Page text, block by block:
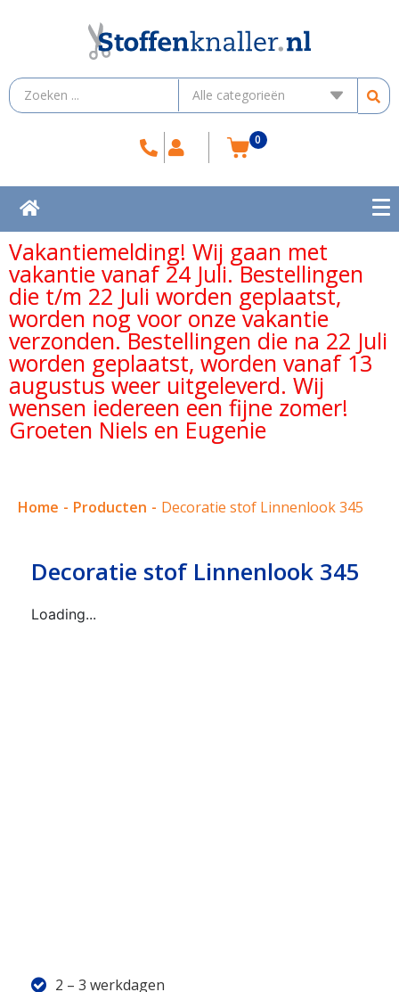
0
Vakantiemelding! Wij gaan met
vakantie vanaf 24 Juli. Bestellingen
die t/m 22 Juli worden geplaatst,
worden nog voor onze vakantie
verzonden. Bestellingen die na 22 Juli
worden geplaatst, worden vanaf 13
augustus weer uitgeleverd. Wij
wensen iedereen een fijne zomer!
Groeten Niels en Eugenie
Home - Producten - Decoratie stof Linnenlook 345
Decoratie stof Linnenlook 345
Loading...
2 – 3 werkdagen